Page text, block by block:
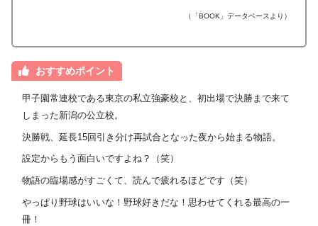
（「BOOK」データベースより）
おすすめポイント
甲子園常連校である東京の私立強豪校と、初出場で決勝まで来て
しまった新潟の公立校。
決勝戦、延長15回引き分け再試合となった夜から始まる物語。
設定からもう面白いですよね？（笑）
物語の臨場感がすごくて、読んで疲れるほどです（笑）
やっぱり野球はいいな！野球好きだな！思わせてくれる最高の一
冊！